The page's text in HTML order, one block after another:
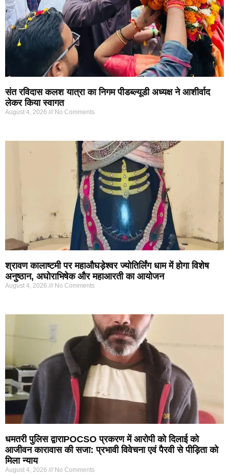
संत रविदास कलश यात्रा का निगम पीडब्ल्यूडी अध्यक्ष ने आशीर्वाद
लेकर किया स्वागत
August 4, 2026 No Comments
श्रावण कालाष्टमी पर महाऔघड़ेश्वर ज्योतिर्लिंग धाम में होगा विशेष
अनुष्ठान, अघोराभिषेक और महाआरती का आयोजन
August 4, 2026 No Comments
धमतरी पुलिस द्वाराPOCSO प्रकरण में आरोपी को दिलाई को
आजीवन कारावास की सजा: प्रभावी विवेचना एवं पैरवी से पीड़िता को
मिला न्याय
August 4, 2026 No Comments